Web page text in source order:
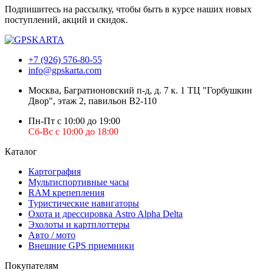
Подпишитесь на рассылку, чтобы быть в курсе наших новых
поступлений, акций и скидок.
+7 (926) 576-80-55
info@gpskarta.com
Москва, Багратионовский п-д, д. 7 к. 1 ТЦ "Горбушкин
Двор", этаж 2, павильон B2-110
Пн-Пт с 10:00 до 19:00
Сб-Вс с 10:00 до 18:00
Каталог
Картография
Мультиспортивные часы
RAM крепепления
Туристические навигаторы
Охота и дрессировка Astro Alpha Delta
Эхолоты и картплоттеры
Авто / мото
Внешние GPS приемники
Покупателям